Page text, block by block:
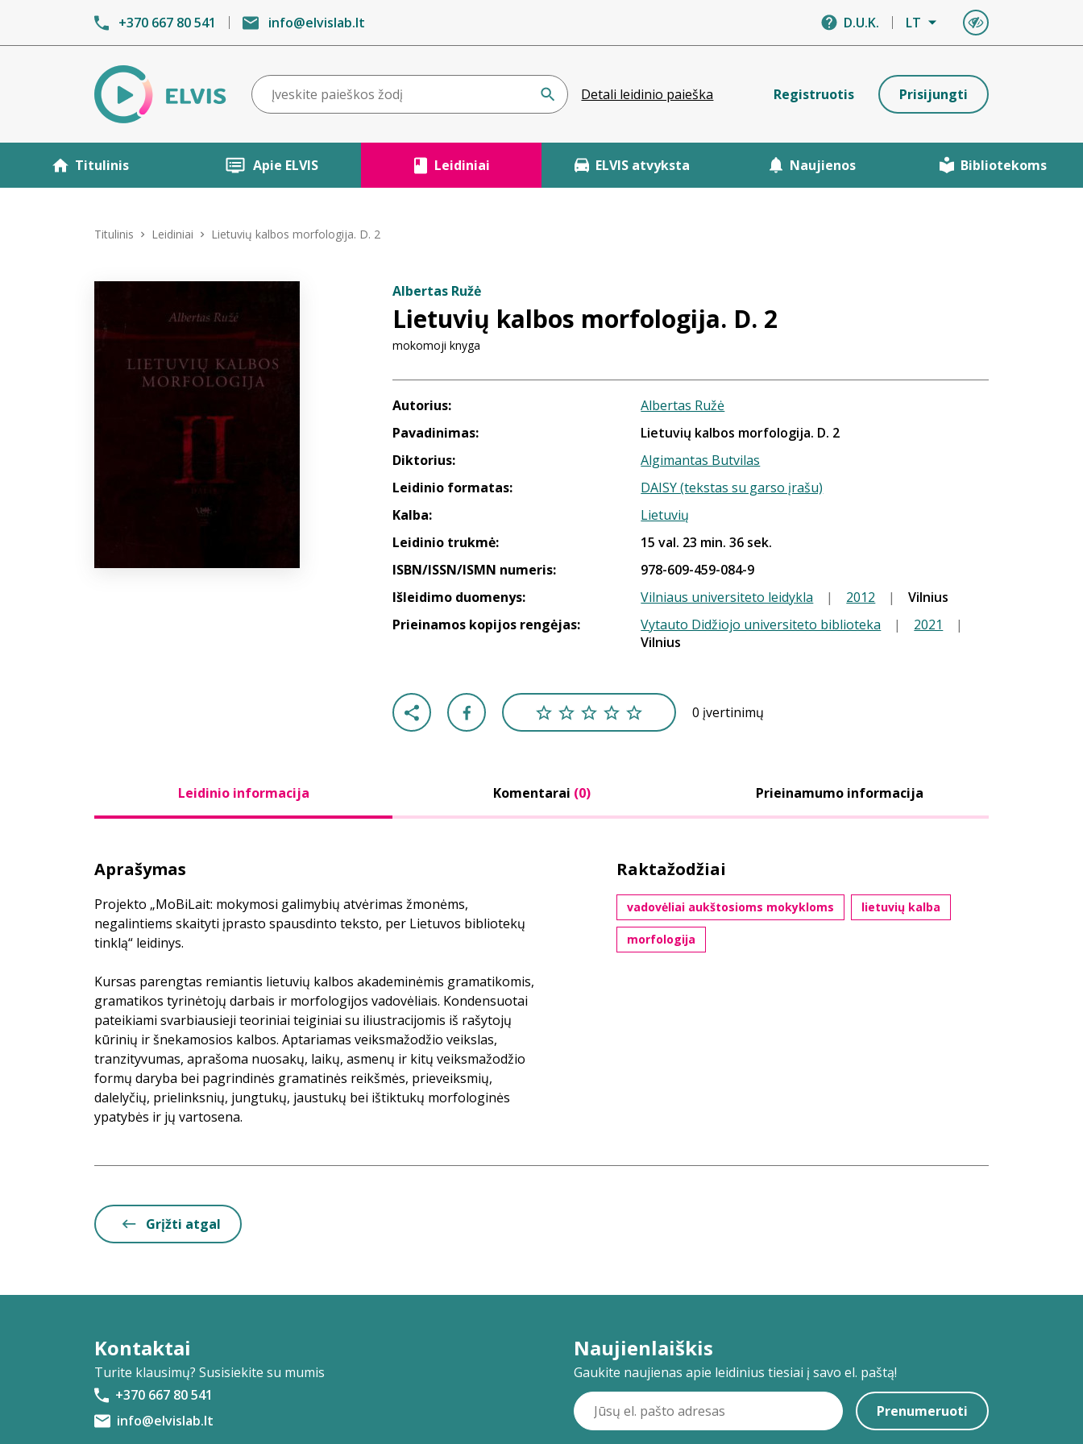
+370 667 80 541 info@elvislab.lt D.U.K. LT
Detali leidinio paieška Registruotis Prisijungti
Titulinis Apie ELVIS Leidiniai ELVIS atvyksta Naujienos Bibliotekoms
Titulinis Leidiniai Lietuvių kalbos morfologija. D. 2
Albertas Ružė
Lietuvių kalbos morfologija. D. 2
mokomoji knyga
Autorius:
Albertas Ružė
Pavadinimas:
Lietuvių kalbos morfologija. D. 2
Diktorius:
Algimantas Butvilas
Leidinio formatas:
DAISY (tekstas su garso įrašu)
Kalba:
Lietuvių
Leidinio trukmė:
15 val. 23 min. 36 sek.
ISBN/ISSN/ISMN numeris:
978-609-459-084-9
Išleidimo duomenys:
Vilniaus universiteto leidykla | 2012 |
Vilnius
Prieinamos kopijos rengėjas:
Vytauto Didžiojo universiteto biblioteka | 2021
|
Vilnius
0 įvertinimų
Leidinio informacija Komentarai (0) Prieinamumo informacija
Aprašymas
Projekto „MoBiLait: mokymosi galimybių atvėrimas žmonėms,
negalintiems skaityti įprasto spausdinto teksto, per Lietuvos bibliotekų
tinklą“ leidinys.
Kursas parengtas remiantis lietuvių kalbos akademinėmis gramatikomis,
gramatikos tyrinėtojų darbais ir morfologijos vadovėliais. Kondensuotai
pateikiami svarbiausieji teoriniai teiginiai su iliustracijomis iš rašytojų
kūrinių ir šnekamosios kalbos. Aptariamas veiksmažodžio veikslas,
tranzityvumas, aprašoma nuosakų, laikų, asmenų ir kitų veiksmažodžio
formų daryba bei pagrindinės gramatinės reikšmės, prieveiksmių,
dalelyčių, prielinksnių, jungtukų, jaustukų bei ištiktukų morfologinės
ypatybės ir jų vartosena.
Raktažodžiai
vadovėliai aukštosioms mokykloms lietuvių kalba
morfologija
Grįžti atgal
Kontaktai
Turite klausimų? Susisiekite su mumis
+370 667 80 541
info@elvislab.lt
Naujienlaiškis
Gaukite naujienas apie leidinius tiesiai į savo el. paštą!
Prenumeruoti